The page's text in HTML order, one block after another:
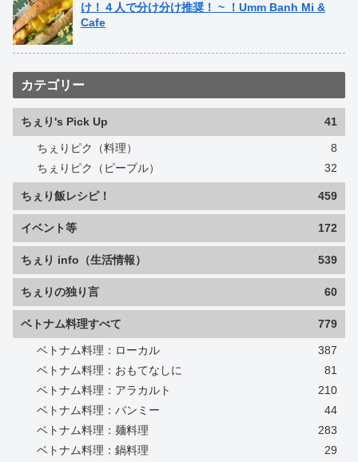
け！４人で分け分け推奨！ ~ ！Umm Banh Mi &
Cafe
カテゴリー
ちぇり's Pick Up 41
ちぇりピク（料理）
8
ちぇりピク（ピープル）
32
ちぇり飯レシピ！ 459
イベント等 172
ちぇり info（生活情報） 539
ちぇりの独り言 60
ベトナム料理すべて 779
ベトナム料理：ローカル
387
ベトナム料理：おもてなしに
81
ベトナム料理：アラカルト
210
ベトナム料理：バンミー
44
ベトナム料理：麺料理
283
ベトナム料理：鍋料理
29